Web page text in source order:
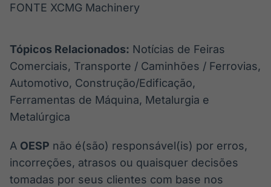
FONTE XCMG Machinery
Tópicos Relacionados: Notícias de Feiras
Comerciais, Transporte / Caminhões / Ferrovias,
Automotivo, Construção/Edificação,
Ferramentas de Máquina, Metalurgia e
Metalúrgica
A OESP não é(são) responsável(is) por erros,
incorreções, atrasos ou quaisquer decisões
tomadas por seus clientes com base nos